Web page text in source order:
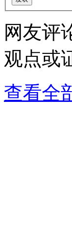
网友评
观点或
查看全